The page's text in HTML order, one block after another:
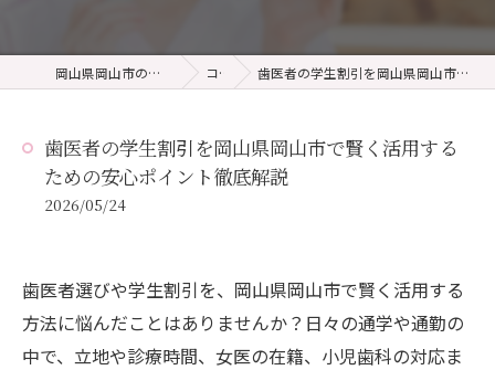
岡山県岡山市の歯医者ならキレイハ岡山院 コラム 歯医者の学生割引を岡山県岡山市で賢く活用するための安心ポイント徹底解説
歯医者の学生割引を岡山県岡山市で賢く活用する
ための安心ポイント徹底解説
2026/05/24
歯医者選びや学生割引を、岡山県岡山市で賢く活用する
方法に悩んだことはありませんか？日々の通学や通勤の
中で、立地や診療時間、女医の在籍、小児歯科の対応ま